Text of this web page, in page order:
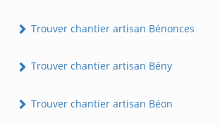
Trouver chantier artisan Bénonces
Trouver chantier artisan Bény
Trouver chantier artisan Béon